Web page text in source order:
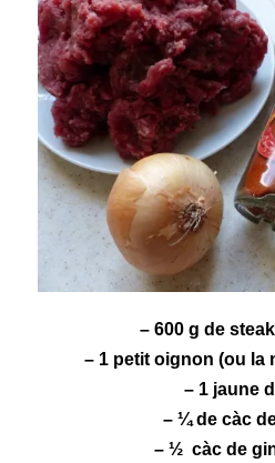
– 600 g de
– 1 petit oignon (ou la
– 1 jaune
– ¼ de càc
– ½ càc de